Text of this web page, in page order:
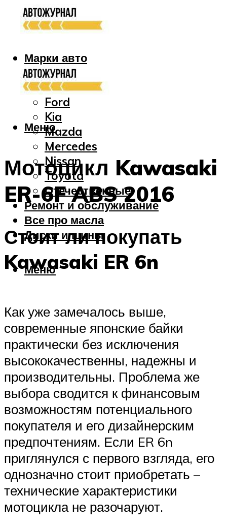
Марки авто
Audi
Bmw
Ford
Kia
Mazda
Mercedes
Nissan
Toyota
Отечественные
Ремонт и обслуживание
Все про масла
Диски и шины
Меню
Меню
Мотоцикл Kawasaki
ER-6F ABS 2016
Стоит ли покупать
Kawasaki ER 6n
Как уже замечалось выше,
современные японские байки
практически без исключения
высококачественны, надежны и
производительны. Проблема же
выбора сводится к финансовым
возможностям потенциального
покупателя и его дизайнерским
предпочтениям. Если ER 6n
приглянулся с первого взгляда, его
однозначно стоит приобретать –
технические характеристики
мотоцикла не разочаруют.